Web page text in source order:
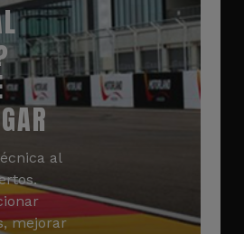
al
mejorar